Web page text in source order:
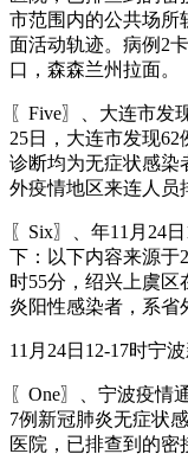
市范围内的公共场所
面活动轨迹。病例2
口，森森兰州拉面。
〖Five〗、大连市发
25日，大连市发现
诊断均为无症状感染
外疫情地区来连人员
〖Six〗、年11月24
下：以下内容来源于
时55分，绍兴上虞
炎阳性感染者，系省
11月24日12-17时宁
〖One〗、宁波疫情
7例新冠肺炎无症状
医院，已排查到的密